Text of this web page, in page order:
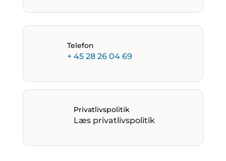
Telefon
+ 45 28 26 04 69
Privatlivspolitik
Læs privatlivspolitik